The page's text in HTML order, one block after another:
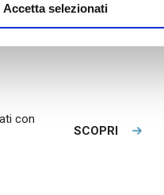
Accetta selezionati
con
SCOPRI
con
SCOPRI